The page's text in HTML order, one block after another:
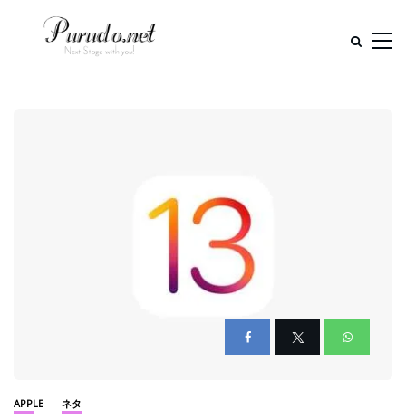
APPLE ネタ